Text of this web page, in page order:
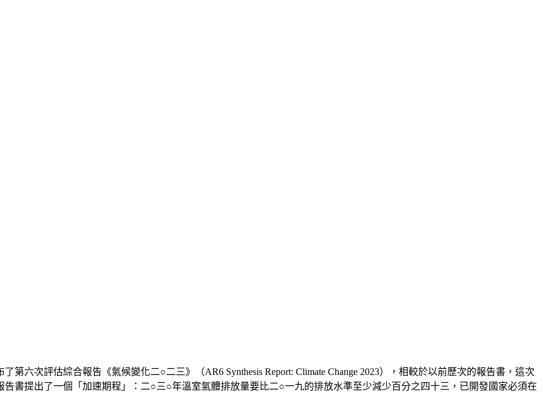
六次評估綜合報告《氣候變化二○二三》（AR6 Synthesis Report: Climate Change 2023），相較於以前歷次的報告書，這次
書提出了一個「加速期程」：二○三○年溫室氣體排放量要比二○一九的排放水準至少減少百分之四十三，已開發國家必須在